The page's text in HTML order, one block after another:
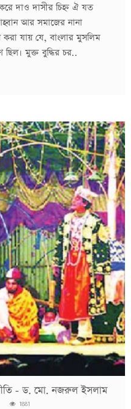
দাও দাসীর চিহ্ন ঐ যত
আর সমাজের নানা
করা যায় যে, বাংলার মুসলিম
মুক্ত বুদ্ধির চর..
- ড. মো. নজরুল ইসলাম
1881